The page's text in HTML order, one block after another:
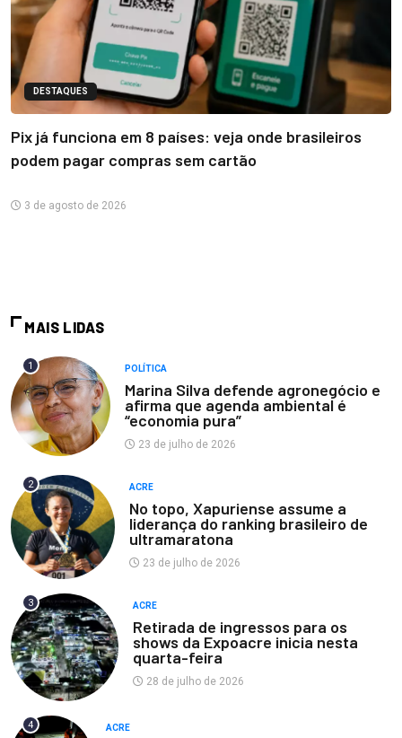
DESTAQUES
Pix já funciona em 8 países: veja onde brasileiros
podem pagar compras sem cartão
3 de agosto de 2026
MAIS LIDAS
1 POLÍTICA
Marina Silva defende agronegócio e
afirma que agenda ambiental é
“economia pura”
23 de julho de 2026
2 ACRE
No topo, Xapuriense assume a
liderança do ranking brasileiro de
ultramaratona
23 de julho de 2026
3 ACRE
Retirada de ingressos para os
shows da Expoacre inicia nesta
quarta-feira
28 de julho de 2026
4 ACRE